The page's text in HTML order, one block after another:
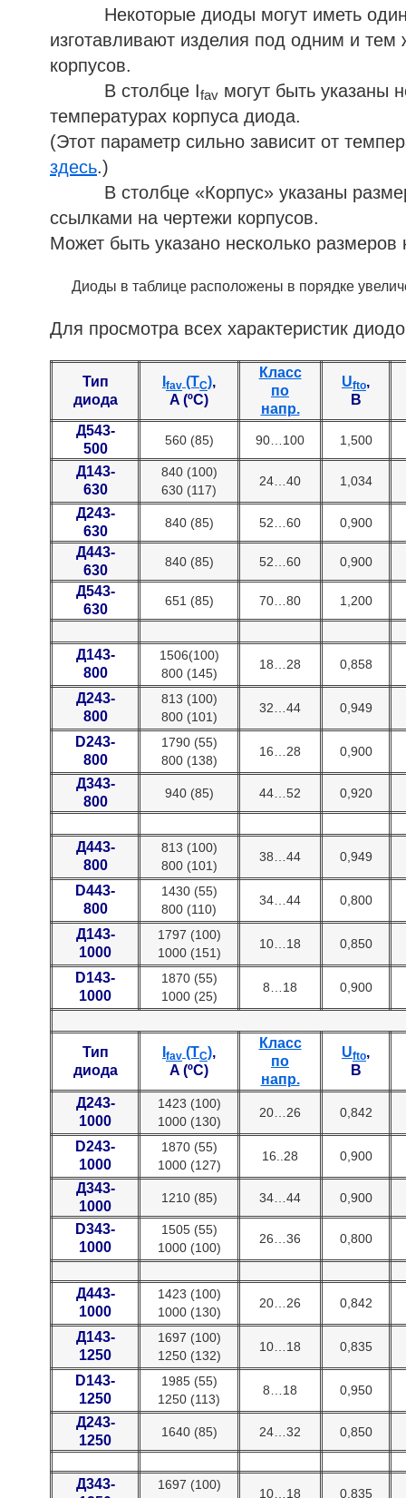
Некоторые диоды могут иметь
изготавливают изделия под одним и
корпусов.
В столбце Ifav могут быть указаны
температурах корпуса диода.
(Этот параметр сильно зависит от
здесь.)
В столбце «Корпус» указаны
ссылками на чертежи корпусов.
Может быть указано несколько
Диоды в таблице расположены в порядке
Для просмотра всех характеристик
Тип
диода
fav (TC),
A (ºC)
Класс
по
напр.
Ufto,
В
Д543-
500
560 (85) 90…100 1,500
Д143-
630
840 (100)
630 (117)
24…40 1,034
Д243-
630
840 (85) 52…60 0,900
Д443-
630
840 (85) 52…60 0,900
Д543-
630
651 (85) 70…80 1,200
Д143-
800
1506(100)
800 (145)
18…28 0,858
Д243-
800
813 (100)
800 (101)
32…44 0,949
D243-
800
1790 (55)
800 (138)
16…28 0,900
Д343-
800
940 (85) 44…52 0,920
Д443-
800
813 (100)
800 (101)
38…44 0,949
D443-
800
1430 (55)
800 (110)
34…44 0,800
Д143-
1000
1797 (100)
1000 (151)
10…18 0,850
D143-
1000
1870 (55)
1000 (25)
8…18 0,900
Тип
диода
fav (TC),
A (ºC)
Класс
по
напр.
Ufto,
В
Д243-
1000
1423 (100)
1000 (130)
20…26 0,842
D243-
1000
1870 (55)
1000 (127)
16..28 0,900
Д343-
1000
1210 (85) 34…44 0,900
D343-
1000
1505 (55)
1000 (100)
26…36 0,800
Д443-
1000
1423 (100)
1000 (130)
20…26 0,842
Д143-
1250
1697 (100)
1250 (132)
10…18 0,835
D143-
1250
1985 (55)
1250 (113)
8…18 0,950
Д243-
1250
1640 (85) 24…32 0,850
Д343-
1697 (100)
10…18 0,835